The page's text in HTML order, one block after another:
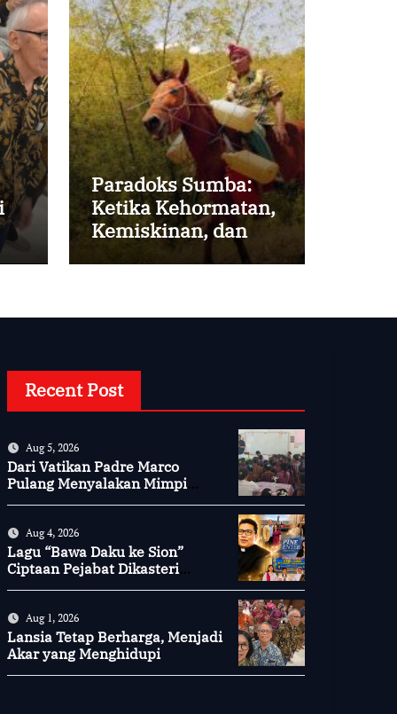
Paradoks Sumba:
Ketika Kehormatan,
Kemiskinan, dan
Harapan Berjalan
Recent Post
Aug 5, 2026
Dari Vatikan Padre Marco
Pulang Menyalakan Mimpi
Aug 4, 2026
Lagu “Bawa Daku ke Sion”
Ciptaan Pejabat Dikasteri
Aug 1, 2026
Lansia Tetap Berharga, Menjadi
Akar yang Menghidupi